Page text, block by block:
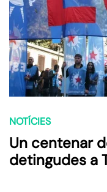
NOTÍCIES
Un centenar
detingudes a